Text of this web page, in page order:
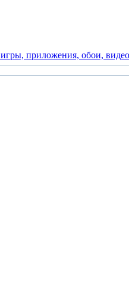
игры, приложения, обои, видео